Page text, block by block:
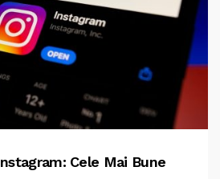
Cele Mai Bune